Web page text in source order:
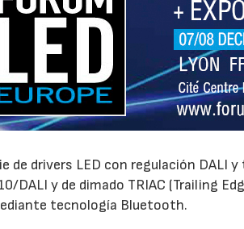
de drivers LED con regulación DALI
DALI y de dimado TRIAC (Trailing
tecnología Bluetooth.